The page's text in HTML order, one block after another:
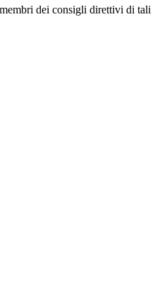
dei consigli direttivi di tali